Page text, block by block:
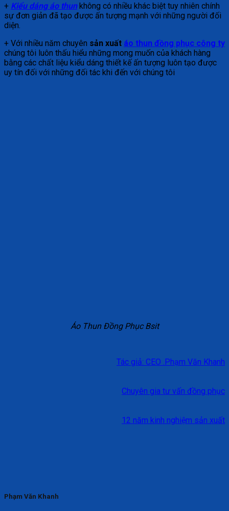
+ Kiểu dáng áo thunkhông có nhiều khác biệt tuy nhiên chính
sự đơn giản đã tạo được ấn tượng mạnh với những người đối
diện.
+ Với nhiều năm chuyên sản xuất áo thun đồng phục công ty
chúng tôi luôn thấu hiểu những mong muốn của khách hàng
bằng các chất liệu kiểu dáng thiết kế ấn tượng luôn tạo được
uy tín đối với những đối tác khi đến với chúng tôi
Áo Thun Đồng Phục Bsit
Tác giả: CEO .Phạm Văn Khanh
Chuyên gia tư vấn đồng phục
12 năm kinh nghiệm sản xuất
Phạm Văn Khanh